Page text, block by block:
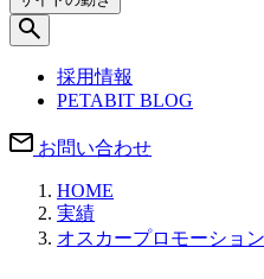
採用情報
PETABIT BLOG
お問い合わせ
HOME
実績
オスカープロモーショ